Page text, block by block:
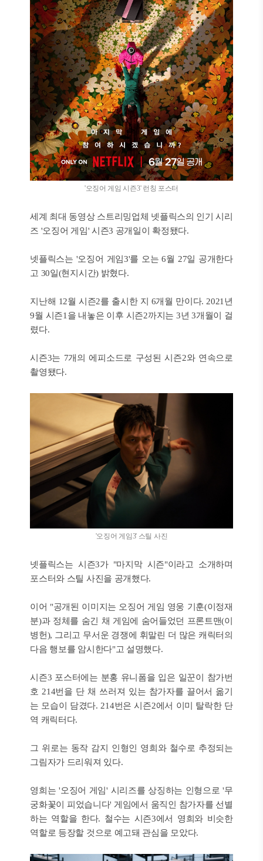
'오징어 게임 시즌3' 런칭 포스터
세계 최대 동영상 스트리밍업체 넷플릭스의 인기 시리
즈 '오징어 게임' 시즌3 공개일이 확정됐다.
넷플릭스는 '오징어 게임3'를 오는 6월 27일 공개한다
고 30일(현지시간) 밝혔다.
지난해 12월 시즌2를 출시한 지 6개월 만이다. 2021년
9월 시즌1을 내놓은 이후 시즌2까지는 3년 3개월이 걸
렸다.
시즌3는 7개의 에피소드로 구성된 시즌2와 연속으로
촬영됐다.
'오징어 게임3' 스틸 사진
넷플릭스는 시즌3가 "마지막 시즌"이라고 소개하며
포스터와 스틸 사진을 공개했다.
이어 "공개된 이미지는 오징어 게임 영웅 기훈(이정재
분)과 정체를 숨긴 채 게임에 숨어들었던 프론트맨(이
병헌), 그리고 무서운 경쟁에 휘말린 더 많은 캐릭터의
다음 행보를 암시한다"고 설명했다.
시즌3 포스터에는 분홍 유니폼을 입은 일꾼이 참가번
호 214번을 단 채 쓰러져 있는 참가자를 끌어서 옮기
는 모습이 담겼다. 214번은 시즌2에서 이미 탈락한 단
역 캐릭터다.
그 위로는 동작 감지 인형인 영희와 철수로 추정되는
그림자가 드리워져 있다.
영희는 '오징어 게임' 시리즈를 상징하는 인형으로 '무
궁화꽃이 피었습니다' 게임에서 움직인 참가자를 선별
하는 역할을 한다. 철수는 시즌3에서 영희와 비슷한
역할로 등장할 것으로 예고돼 관심을 모았다.